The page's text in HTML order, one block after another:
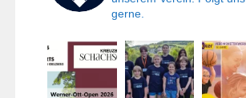
gerne.